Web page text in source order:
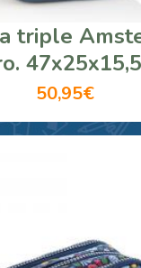
triple
50,95€